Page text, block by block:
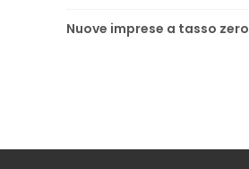
Nuove imprese a tasso zero